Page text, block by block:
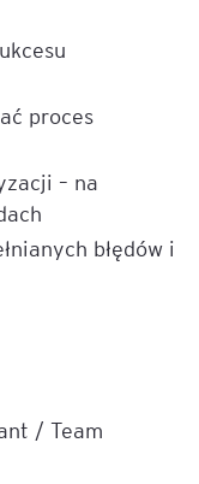
proces
– na
błędów i
/ Team